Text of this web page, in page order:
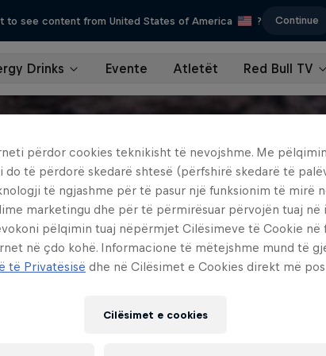
to see content from United States of America ? Continue
Drinks Evente Atletët Red Bull TV
përdor cookies teknikisht të nevojshme. Me
do të përdorë skedarë shtesë (përfshirë skedarë të
të ngjashme për të pasur një funksionim të mirë
marketingu dhe për të përmirësuar përvojën tuaj në
pëlqimin tuaj nëpërmjet Cilësimeve të Cookie në
në çdo kohë. Informacione të mëtejshme mund të
të Privatësisë dhe në Cilësimet e Cookies direkt më
Cilësimet e cookies